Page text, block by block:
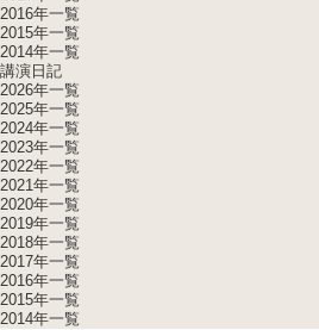
2016年一覧
2015年一覧
2014年一覧
講演日記
2026年一覧
2025年一覧
2024年一覧
2023年一覧
2022年一覧
2021年一覧
2020年一覧
2019年一覧
2018年一覧
2017年一覧
2016年一覧
2015年一覧
2014年一覧